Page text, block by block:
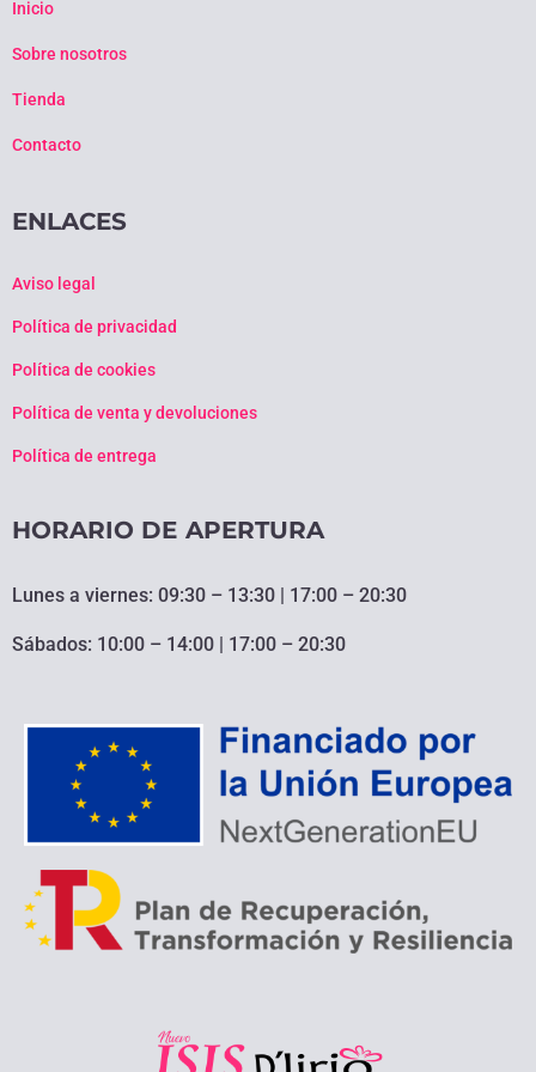
Inicio
Sobre nosotros
Tienda
Contacto
ENLACES
Aviso legal
Política de privacidad
Política de cookies
Política de venta y devoluciones
Política de entrega
HORARIO DE APERTURA
Lunes a viernes: 09:30 – 13:30 | 17:00 – 20:30
Sábados: 10:00 – 14:00 | 17:00 – 20:30